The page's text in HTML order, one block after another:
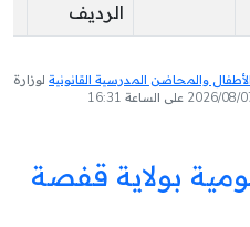
الرديف
والمحاضن المدرسية القانونية لوزارة
بولاية قفصة